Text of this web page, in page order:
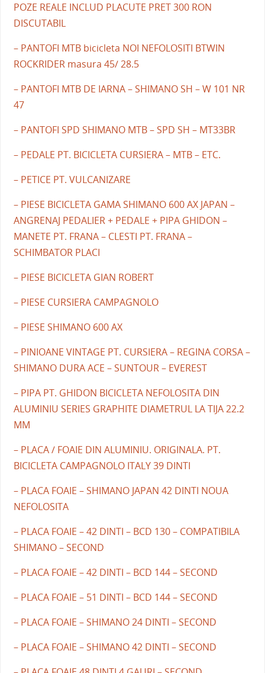
POZE REALE INCLUD PLACUTE PRET 300 RON
DISCUTABIL
– PANTOFI MTB bicicleta NOI NEFOLOSITI BTWIN
ROCKRIDER masura 45/ 28.5
– PANTOFI MTB DE IARNA – SHIMANO SH – W 101 NR
47
– PANTOFI SPD SHIMANO MTB – SPD SH – MT33BR
– PEDALE PT. BICICLETA CURSIERA – MTB – ETC.
– PETICE PT. VULCANIZARE
– PIESE BICICLETA GAMA SHIMANO 600 AX JAPAN –
ANGRENAJ PEDALIER + PEDALE + PIPA GHIDON –
MANETE PT. FRANA – CLESTI PT. FRANA –
SCHIMBATOR PLACI
– PIESE BICICLETA GIAN ROBERT
– PIESE CURSIERA CAMPAGNOLO
– PIESE SHIMANO 600 AX
– PINIOANE VINTAGE PT. CURSIERA – REGINA CORSA –
SHIMANO DURA ACE – SUNTOUR – EVEREST
– PIPA PT. GHIDON BICICLETA NEFOLOSITA DIN
ALUMINIU SERIES GRAPHITE DIAMETRUL LA TIJA 22.2
MM
– PLACA / FOAIE DIN ALUMINIU. ORIGINALA. PT.
BICICLETA CAMPAGNOLO ITALY 39 DINTI
– PLACA FOAIE – SHIMANO JAPAN 42 DINTI NOUA
NEFOLOSITA
– PLACA FOAIE – 42 DINTI – BCD 130 – COMPATIBILA
SHIMANO – SECOND
– PLACA FOAIE – 42 DINTI – BCD 144 – SECOND
– PLACA FOAIE – 51 DINTI – BCD 144 – SECOND
– PLACA FOAIE – SHIMANO 24 DINTI – SECOND
– PLACA FOAIE – SHIMANO 42 DINTI – SECOND